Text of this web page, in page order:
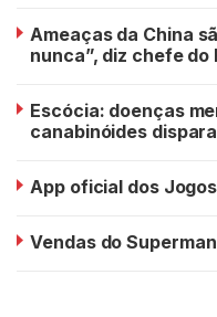
Ameaças da China
nunca”, diz chefe do
Escócia: doenças
canabinóides
App oficial dos
Vendas do